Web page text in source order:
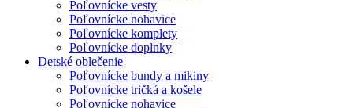
Poľovnícke vesty
Poľovnícke nohavice
Poľovnícke komplety
Poľovnícke doplnky
Detské oblečenie
Poľovnícke bundy a mikiny
Poľovnícke tričká a košele
Poľovnícke nohavice